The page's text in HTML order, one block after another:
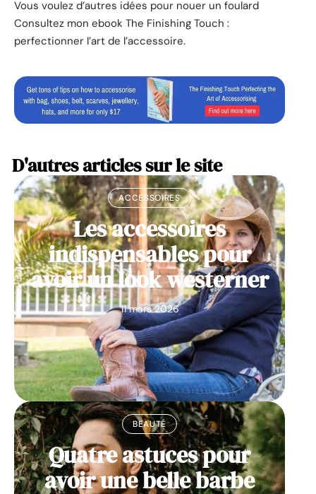
Vous voulez d’autres idées pour nouer un foulard
Consultez mon ebook The Finishing Touch :
perfectionner l’art de l’accessoire.
D'autres articles sur le site
ACCESSOIRES
Les accessoires
indispensables pour
avoir un look westerner
11 mars 2026
BEAUTÉ
Quatre astuces pour
avoir une belle barbe